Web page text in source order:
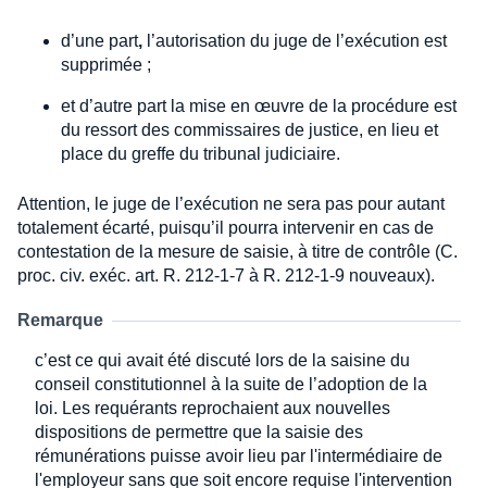
d’une part, l’autorisation du juge de l’exécution est
supprimée ;
et d’autre part la mise en œuvre de la procédure est
du ressort des commissaires de justice, en lieu et
place du greffe du tribunal judiciaire.
Attention, le juge de l’exécution ne sera pas pour autant
totalement écarté, puisqu’il pourra intervenir en cas de
contestation de la mesure de saisie, à titre de contrôle (C.
proc. civ. exéc. art. R. 212-1-7 à R. 212-1-9 nouveaux).
Remarque
c’est ce qui avait été discuté lors de la saisine du
conseil constitutionnel à la suite de l’adoption de la
loi. Les requérants reprochaient aux nouvelles
dispositions de permettre que la saisie des
rémunérations puisse avoir lieu par l'intermédiaire de
l'employeur sans que soit encore requise l'intervention